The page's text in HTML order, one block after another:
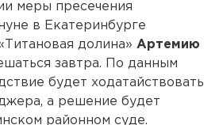
меры пресечения
в Екатеринбурге
долина» Артемию
завтра. По данным
будет ходатайствовать
а решение будет
районном суде.